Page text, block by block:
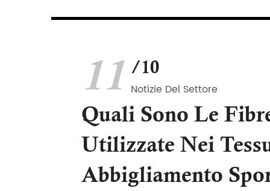
11 /10
Notizie Del Settore
Quali Sono Le
Utilizzate Nei
Abbigliamento